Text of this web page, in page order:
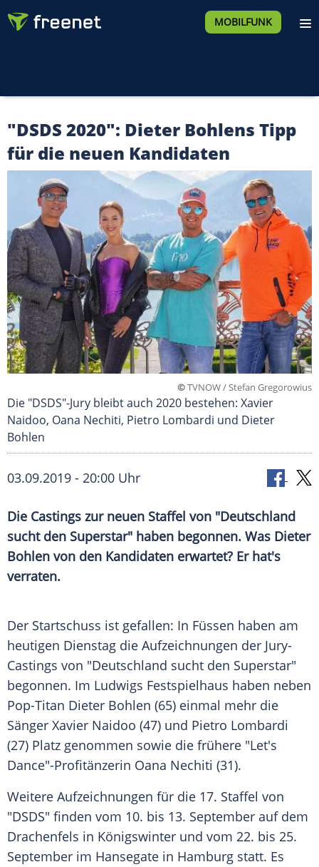
MOBILFUNK
"DSDS 2020": Dieter Bohlens Tipp
für die neuen Kandidaten
©TVNOW / Stefan Gregorowius
Die "DSDS"-Jury bleibt auch 2020 bestehen: Xavier
Naidoo, Oana Nechiti, Pietro Lombardi und Dieter
Bohlen
03.09.2019 - 20:00 Uhr
Die Castings zur neuen Staffel von "Deutschland
sucht den Superstar" haben begonnen. Was Dieter
Bohlen von den Kandidaten erwartet? Er hat's
verraten.
Der Startschuss ist gefallen: In Füssen haben am
heutigen Dienstag die Aufzeichnungen der Jury-
Castings von "Deutschland sucht den Superstar"
begonnen. Im Ludwigs Festspielhaus haben neben
Pop-Titan Dieter Bohlen (65) einmal mehr die
Sänger Xavier Naidoo (47) und Pietro Lombardi
(27) Platz genommen sowie die frühere "Let's
Dance"-Profitänzerin Oana Nechiti (31).
Weitere Aufzeichnungen für die 17. Staffel von
"DSDS" finden vom 10. bis 13. September auf dem
Drachenfels in Königswinter und vom 22. bis 25.
September im Hansegate in Hamburg statt. Es